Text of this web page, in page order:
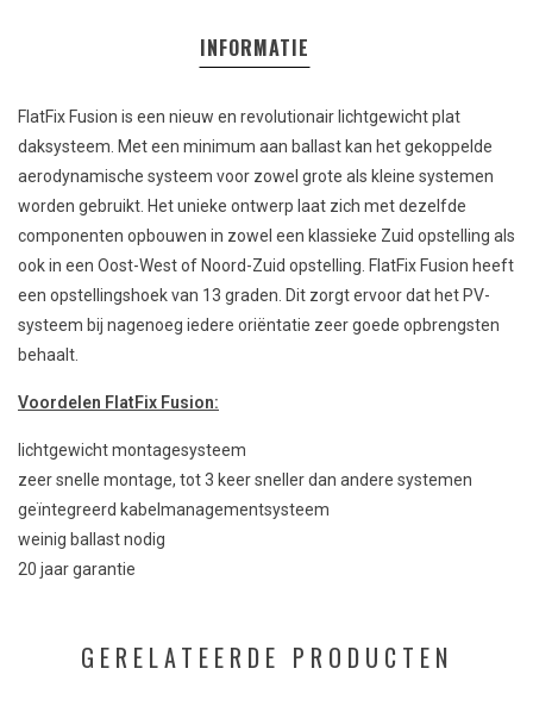
INFORMATIE
FlatFix Fusion is een nieuw en revolutionair lichtgewicht plat
daksysteem. Met een minimum aan ballast kan het gekoppelde
aerodynamische systeem voor zowel grote als kleine systemen
worden gebruikt. Het unieke ontwerp laat zich met dezelfde
componenten opbouwen in zowel een klassieke Zuid opstelling als
ook in een Oost-West of Noord-Zuid opstelling. FlatFix Fusion heeft
een opstellingshoek van 13 graden. Dit zorgt ervoor dat het PV-
systeem bij nagenoeg iedere oriëntatie zeer goede opbrengsten
behaalt.
Voordelen FlatFix Fusion:
lichtgewicht montagesysteem
zeer snelle montage, tot 3 keer sneller dan andere systemen
geïntegreerd kabelmanagementsysteem
weinig ballast nodig
20 jaar garantie
GERELATEERDE PRODUCTEN